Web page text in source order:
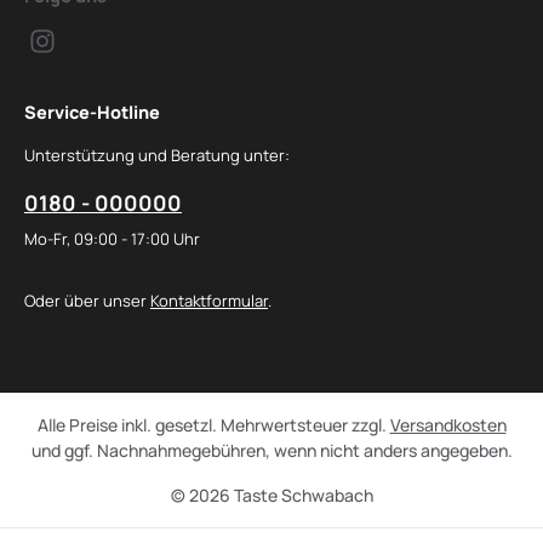
Service-Hotline
Unterstützung und Beratung unter:
0180 - 000000
Mo-Fr, 09:00 - 17:00 Uhr
Oder über unser Kontaktformular.
© 2026 Taste Schwabach
Alle Preise inkl. gesetzl. Mehrwertsteuer zzgl. Versandkosten
und ggf. Nachnahmegebühren, wenn nicht anders angegeben.